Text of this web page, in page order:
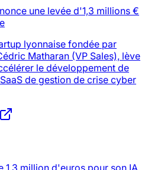
une levée d'1,3 millions €
lyonnaise fondée par
Matharan (VP Sales), lève
le développement de
de gestion de crise cyber